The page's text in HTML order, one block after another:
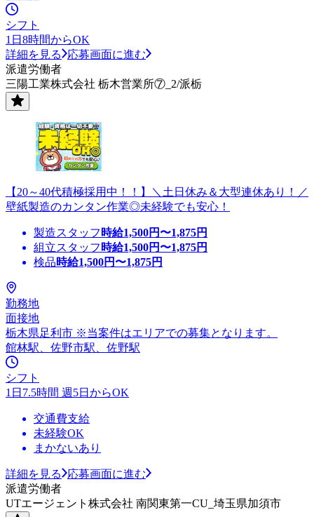
シフト
1日8時間からOK
詳細を見る
応募画面に進む
派遣労働者
三陽工業株式会社 栃木営業所⑦_2/派栃
【20～40代積極採用中！！】＼土日休み＆大型連休あり！／
壁紙製造のカンタン作業◎未経験でも安心！
製造スタッフ 時給1,500円〜1,875円
組立スタッフ 時給1,500円〜1,875円
検品時給1,500円〜1,875円
勤務地
面接地
栃木県足利市 ※当案件はエリアでの募集となります。
館林駅、佐野市駅、佐野駅
シフト
1日7.5時間 週5日からOK
交通費支給
未経験OK
まかないあり
詳細を見る
応募画面に進む
派遣労働者
UTエージェント株式会社 南関東第一CU_埼玉県加須市